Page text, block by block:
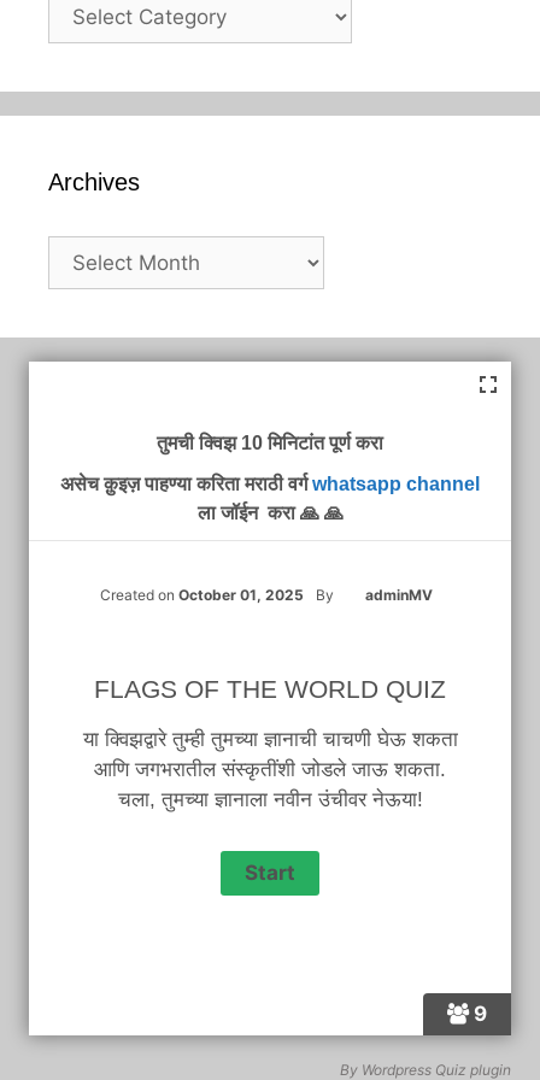
Archives
Archives
9
तुमची क्विझ 10 मिनिटांत पूर्ण करा
असेच क़ुइज़ पाहण्या करिता मराठी वर्गwhatsapp channel
ला जॉईन करा 🙏 🙏
Created on October 01, 2025 By adminMV
FLAGS OF THE WORLD QUIZ
या क्विझद्वारे तुम्ही तुमच्या ज्ञानाची चाचणी घेऊ शकता
आणि जगभरातील संस्कृतींशी जोडले जाऊ शकता.
चला, तुमच्या ज्ञानाला नवीन उंचीवर नेऊया!
By Wordpress Quiz plugin